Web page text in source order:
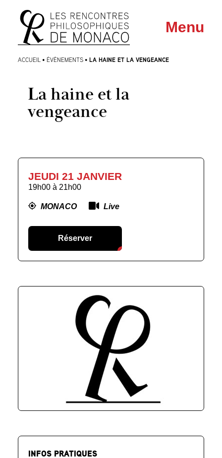
Aller
au
menu
Aller au
contenu
Menu
ACCUEIL • ÉVÈNEMENTS • LA HAINE ET LA VENGEANCE
La haine et la
vengeance
JEUDI 21 JANVIER
19h00 à 21h00
MONACO Live
Réserver
INFOS PRATIQUES